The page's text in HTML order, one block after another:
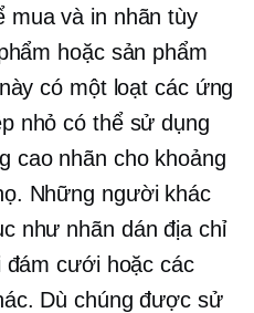
mua và in nhãn tùy
hoặc sản phẩm
có một loạt các ứng
nhỏ có thể sử dụng
caonhãn cho khoảng
Những người khác
như nhãn dán địa chỉ
cưới hoặc các
Dù chúng được sử